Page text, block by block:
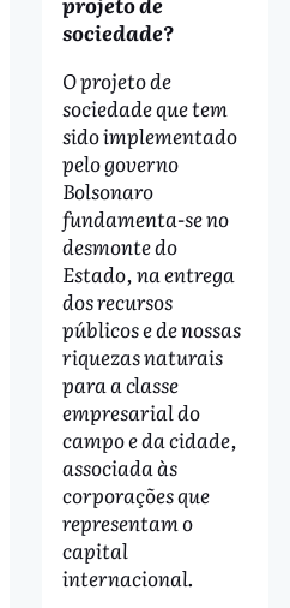
sociedade?
O projeto de
sociedade que tem
sido implementado
pelo governo
Bolsonaro
fundamenta-se no
desmonte do
Estado, na entrega
dos recursos
públicos e de nossas
riquezas naturais
para a classe
empresarial do
campo e da cidade,
associada às
corporações que
representam o
capital
internacional.